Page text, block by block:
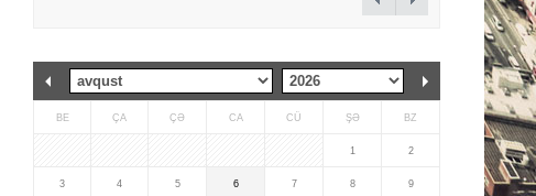
BE ÇA ÇƏ CA CÜ ŞƏ BZ
1 2
3 4 5 6 7 8 9